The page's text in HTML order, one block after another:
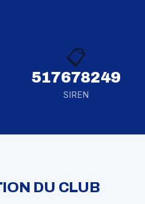
📋
517678249
SIREN
DU CLUB